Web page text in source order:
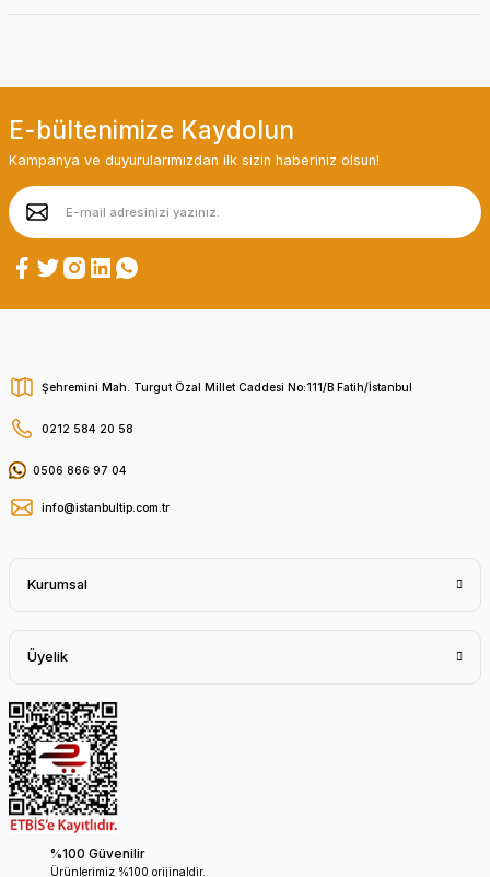
E-bültenimize Kaydolun
Kampanya ve duyurularımızdan ilk sizin haberiniz olsun!
Şehremini Mah. Turgut Özal Millet Caddesi No:111/B Fatih/İstanbul
0212 584 20 58
0506 866 97 04
info@istanbultip.com.tr
Kurumsal
Üyelik
%100 Güvenilir
Ürünlerimiz %100 orijinaldir.